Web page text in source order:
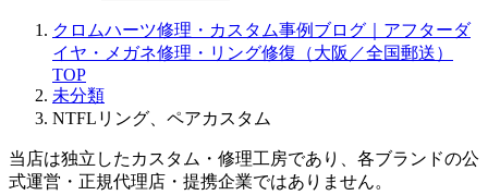
クロムハーツ修理・カスタム事例ブログ｜アフターダ
イヤ・メガネ修理・リング修復（大阪／全国郵送）
TOP
未分類
NTFLリング、ペアカスタム
当店は独立したカスタム・修理工房であり、各ブランドの公
式運営・正規代理店・提携企業ではありません。